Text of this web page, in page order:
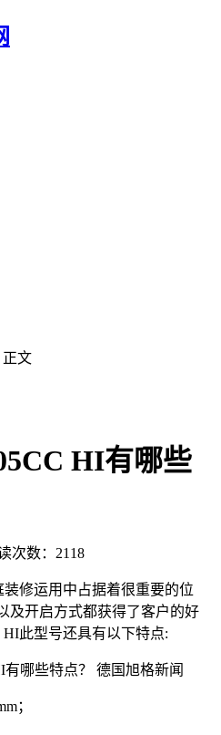
正文
HI有哪些
次数：2118
装修运用中占据着很重要的位
及开启方式都获得了客户的好
此型号还具有以下特点:
；